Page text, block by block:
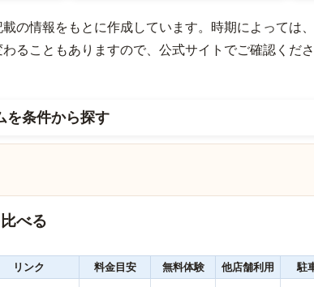
の情報をもとに作成しています。時期によっては
ることもありますので、公式サイトでご確認くださ
を条件から探す
べる
リンク 料金目安 無料体験 他店舗利用 駐